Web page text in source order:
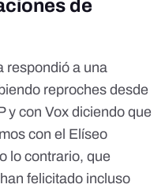
de
respondió a una
reproches desde
y con Vox diciendo que
con el Elíseo
lo contrario, que
felicitado incluso